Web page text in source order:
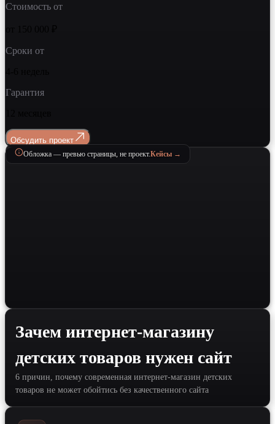
Стоимость от
Сроки от
Гарантия
Обсудить проект
Обложка — превью страницы, не проект.Кейсы →
Зачем интернет-магазину
детских товаров нужен сайт
6 причин, почему современная интернет-магазин детских
товаров не может обойтись без качественного сайта